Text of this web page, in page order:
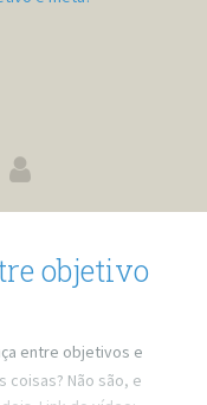
objetivo
entre objetivos e
coisas? Não são, e